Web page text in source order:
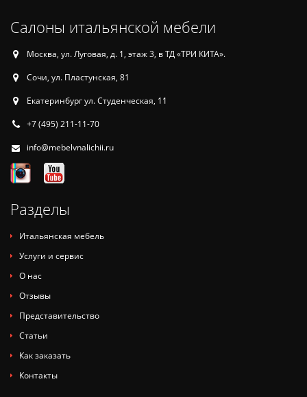
Салоны итальянской мебели
Москва, ул. Луговая, д. 1, этаж 3, в ТД «ТРИ КИТА».
Сочи, ул. Пластунская, 81
Екатеринбург ул. Студенческая, 11
+7 (495) 211-11-70
info@mebelvnalichii.ru
Разделы
Итальянская мебель
Услуги и сервис
О нас
Отзывы
Представительство
Статьи
Как заказать
Контакты